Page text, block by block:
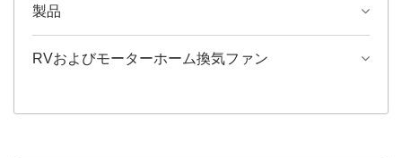
製品
RVおよびモーターホーム換気ファン